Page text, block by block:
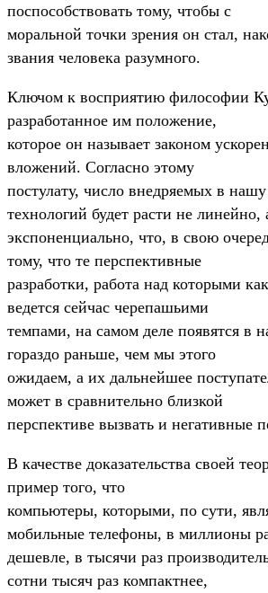
поспособствовать тому, чтобы с
моральной точки зрения он стал,
звания человека разумного.
Ключом к восприятию философии
разработанное им положение,
которое он называет законом
вложений. Согласно этому
постулату, число внедряемых в
технологий будет расти не линейно,
экспоненциально, что, в свою
тому, что те перспективные
разработки, работа над которыми
ведется сейчас черепашьими
темпами, на самом деле появятся в
гораздо раньше, чем мы этого
ожидаем, а их дальнейшее
может в сравнительно близкой
перспективе вызвать и негативные
В качестве доказательства своей
пример того, что
компьютеры, которыми, по сути,
мобильные телефоны, в миллионы
дешевле, в тысячи раз
сотни тысяч раз компактнее,